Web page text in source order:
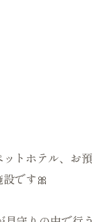
トホテル、お預
です🎀